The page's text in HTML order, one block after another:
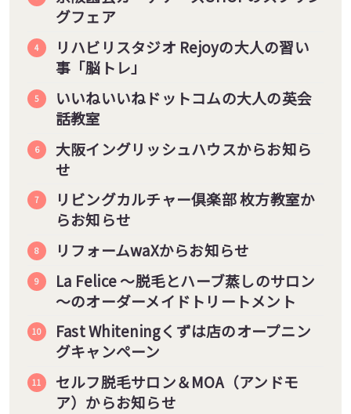
グフェア
リハビリスタジオ Rejoyの大人の習い
事「脳トレ」
いいねいいねドットコムの大人の英会
話教室
大阪イングリッシュハウスからお知ら
せ
リビングカルチャー倶楽部 枚方教室か
らお知らせ
リフォームwaXからお知らせ
La Felice ～脱毛とハーブ蒸しのサロン
～のオーダーメイドトリートメント
Fast Whiteningくずは店のオープニン
グキャンペーン
セルフ脱毛サロン＆MOA（アンドモ
ア）からお知らせ